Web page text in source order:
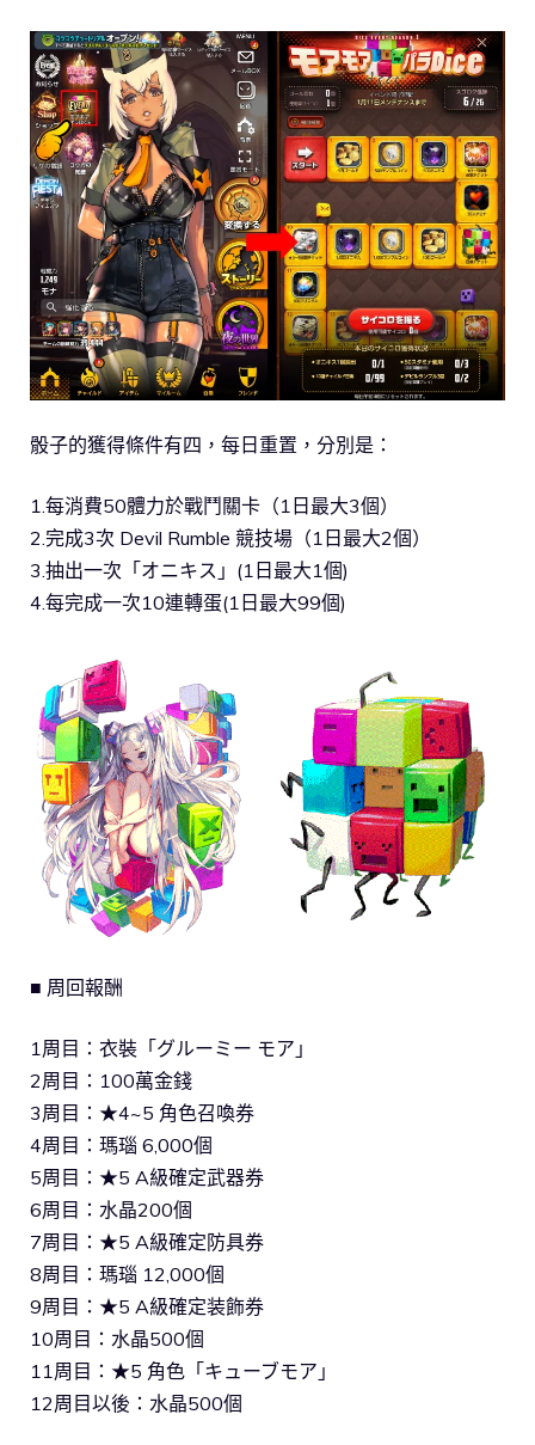
骰子的獲得條件有四，每日重置，分別是：
1.每消費50體力於戰鬥關卡（1日最大3個）
2.完成3次 Devil Rumble 競技場（1日最大2個）
3.抽出一次「オニキス」(1日最大1個)
4.每完成一次10連轉蛋(1日最大99個)
■ 周回報酬
1周目：衣裝「グルーミー モア」
2周目：100萬金錢
3周目：★4~5 角色召喚券
4周目：瑪瑙 6,000個
5周目：★5 A級確定武器券
6周目：水晶200個
7周目：★5 A級確定防具券
8周目：瑪瑙 12,000個
9周目：★5 A級確定装飾券
10周目：水晶500個
11周目：★5 角色「キューブモア」
12周目以後：水晶500個